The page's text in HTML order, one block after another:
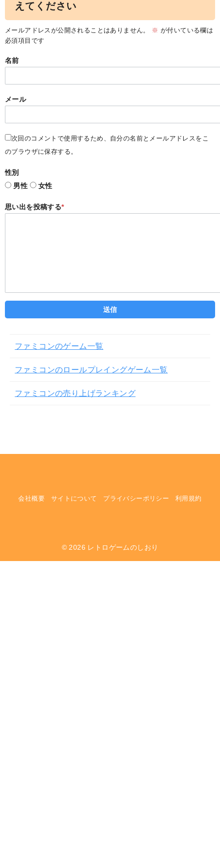
えてください
メールアドレスが公開されることはありません。 ※ が付いている欄は
必須項目です
名前
メール
次回のコメントで使用するため、自分の名前とメールアドレスをこ
のブラウザに保存する。
性別
男性
女性
思い出を投稿する*
ファミコンのゲーム一覧
ファミコンのロールプレイングゲーム一覧
ファミコンの売り上げランキング
会社概要 サイトについて プライバシーポリシー 利用規約
© 2026 レトロゲームのしおり